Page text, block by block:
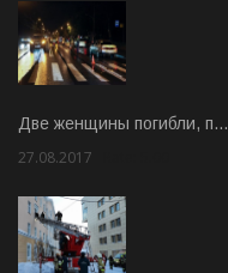
Две женщины погибли, п…
27.08.2017